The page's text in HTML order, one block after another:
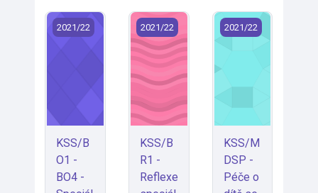
KSS/BO1 - BO4 - Speciálněpedagogická praxe 1 - 4
2021/22
KSS/B
O1 -
BO4 -
KSS/BR1 - Reflexe
2021/22
KSS/B
R1 -
Reflexe
KSS/MDSP - Péče
2021/22
KSS/M
DSP -
Péče o